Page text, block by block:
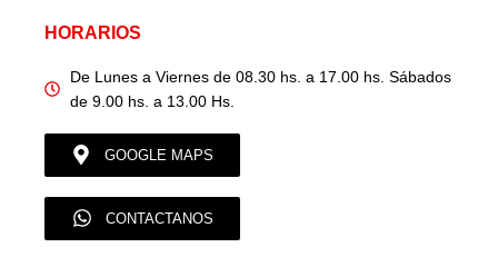
HORARIOS
De Lunes a Viernes de 08.30 hs. a 17.00 hs. Sábados
de 9.00 hs. a 13.00 Hs.
GOOGLE MAPS
CONTACTANOS